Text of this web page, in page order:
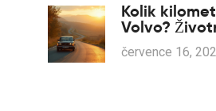
Kolik
Volvo?
spolehlivost
číslech
července 16,